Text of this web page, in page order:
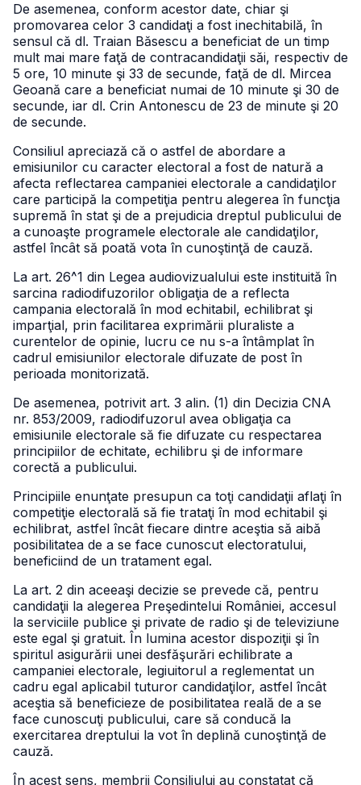
De asemenea, conform acestor date, chiar şi
promovarea celor 3 candidaţi a fost inechitabilă, în
sensul că dl. Traian Băsescu a beneficiat de un timp
mult mai mare faţă de contracandidaţii săi, respectiv de
5 ore, 10 minute şi 33 de secunde, faţă de dl. Mircea
Geoană care a beneficiat numai de 10 minute şi 30 de
secunde, iar dl. Crin Antonescu de 23 de minute şi 20
de secunde.
Consiliul apreciază că o astfel de abordare a
emisiunilor cu caracter electoral a fost de natură a
afecta reflectarea campaniei electorale a candidaţilor
care participă la competiţia pentru alegerea în funcţia
supremă în stat şi de a prejudicia dreptul publicului de
a cunoaşte programele electorale ale candidaţilor,
astfel încât să poată vota în cunoştinţă de cauză.
La art. 26^1 din Legea audiovizualului este instituită în
sarcina radiodifuzorilor obligaţia de a reflecta
campania electorală în mod echitabil, echilibrat şi
imparţial, prin facilitarea exprimării pluraliste a
curentelor de opinie, lucru ce nu s-a întâmplat în
cadrul emisiunilor electorale difuzate de post în
perioada monitorizată.
De asemenea, potrivit art. 3 alin. (1) din Decizia CNA
nr. 853/2009, radiodifuzorul avea obligaţia ca
emisiunile electorale să fie difuzate cu respectarea
principiilor de echitate, echilibru şi de informare
corectă a publicului.
Principiile enunţate presupun ca toţi candidaţii aflaţi în
competiţie electorală să fie trataţi în mod echitabil şi
echilibrat, astfel încât fiecare dintre aceştia să aibă
posibilitatea de a se face cunoscut electoratului,
beneficiind de un tratament egal.
La art. 2 din aceeaşi decizie se prevede că, pentru
candidaţii la alegerea Preşedintelui României, accesul
la serviciile publice şi private de radio şi de televiziune
este egal şi gratuit. În lumina acestor dispoziţii şi în
spiritul asigurării unei desfăşurări echilibrate a
campaniei electorale, legiuitorul a reglementat un
cadru egal aplicabil tuturor candidaţilor, astfel încât
aceştia să beneficieze de posibilitatea reală de a se
face cunoscuţi publicului, care să conducă la
exercitarea dreptului la vot în deplină cunoştinţă de
cauză.
În acest sens, membrii Consiliului au constatat că